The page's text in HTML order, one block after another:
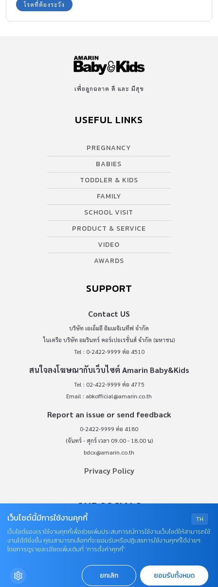
โรคที่ต้องระวัง
เพื่อลูกฉลาด ดี และ มีสุข
USEFUL LINKS
PREGNANCY
BABIES
TODDLER & KIDS
FAMILY
SCHOOL VISIT
PRODUCT & SERVICE
VIDEO
AWARDS
SUPPORT
Contact US
บริษัท เอเอ็มอี อิมเมจิเนทีฟ จำกัด
ในเครือ บริษัท อมรินทร์ คอร์เปอเรชั่นส์ จำกัด (มหาชน)
Tel : 0-2422-9999 ต่อ 4510
สนใจลงโฆษณากับเว็บไซต์ Amarin Baby&Kids
Tel : 02-422-9999 ต่อ 4775
Email : abkofficial@amarin.co.th
Report an issue or send feedback
0-2422-9999 ต่อ 4180
(จันทร์ - ศุกร์ เวลา 09.00 - 18.00 น)
bdcx@amarin.co.th
Privacy Policy
OUR SOCIALS
© COPYRIGHT 2026
AME IMAGINATIVE COMPANY LIMITED.
TH
เว็บไซต์นี้มีการใช้งานคุกกี้
เว็บไซต์ของเราใช้งานคุกกี้เพื่อช่วยเพิ่มประสบการณ์การใช้งานเว็บไซต์ให้สามารถใช้
งานได้ดียิ่งขึ้น คุณสามารถเลือกที่จะยอมรับหรือปฏิเสธการใช้งานคุกกี้ได้ง่ายๆ
โดยการดูรายละเอียดเพิ่มเติมที่ “การตั้งค่าคุกกี้”
ยกเลิก ยอมรับทั้งหมด